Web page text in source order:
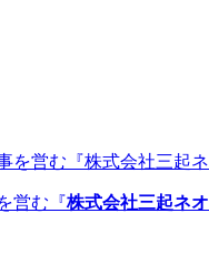
営む『株式会社三起ネ